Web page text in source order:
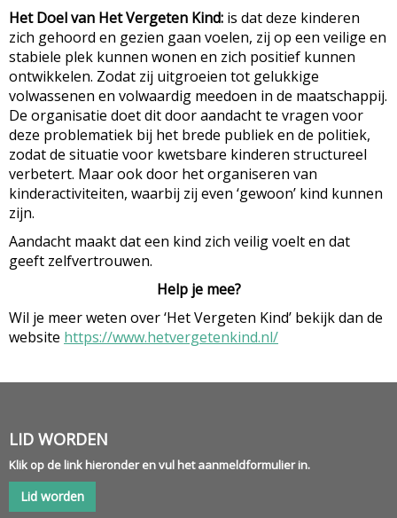
Het Doel van Het Vergeten Kind: is dat deze kinderen
zich gehoord en gezien gaan voelen, zij op een veilige en
stabiele plek kunnen wonen en zich positief kunnen
ontwikkelen. Zodat zij uitgroeien tot gelukkige
volwassenen en volwaardig meedoen in de maatschappij.
De organisatie doet dit door aandacht te vragen voor
deze problematiek bij het brede publiek en de politiek,
zodat de situatie voor kwetsbare kinderen structureel
verbetert. Maar ook door het organiseren van
kinderactiviteiten, waarbij zij even ‘gewoon’ kind kunnen
zijn.
Aandacht maakt dat een kind zich veilig voelt en dat
geeft zelfvertrouwen.
Help je mee?
Wil je meer weten over ‘Het Vergeten Kind’ bekijk dan de
website https://www.hetvergetenkind.nl/
LID WORDEN
Klik op de link hieronder en vul het aanmeldformulier in.
Lid worden